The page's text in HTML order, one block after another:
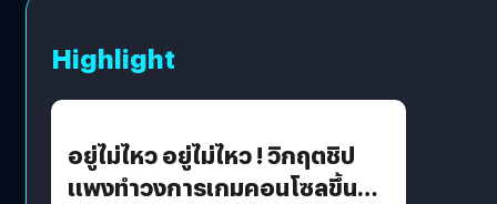
Highlight
อยู่ไม่ไหว อยู่ไม่ไหว ! วิกฤตชิป
แพงทำวงการเกมคอนโซลขึ้น